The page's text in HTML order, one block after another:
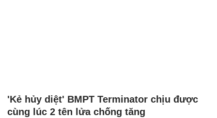
'Kẻ hủy diệt' BMPT Terminator chịu được
cùng lúc 2 tên lửa chống tăng